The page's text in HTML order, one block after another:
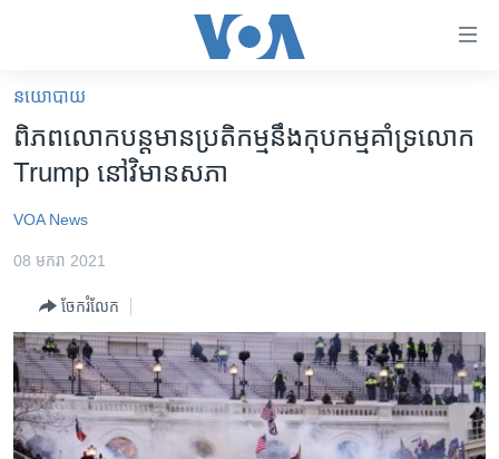
គេហទំព័រ​
ទាក់ទង
និង​
ទំព័រ​
ម្តង
រំលង​
និង​
ចូល​
ទៅ​
កម្ពុជាច្នៃប្រតិដ្ឋ
ព្រឹត្តិការណ៍ព័ត៌មាន
ទូរទស្សន៍ / វីដេអូ​
វិទ្យុ / ផតខាសថ៍
នយោបាយ
ពិភពលោក​​បន្ដ​មាន​ប្រតិកម្ម​នឹង​កុបកម្ម​គាំទ្រ​លោក​
Trump ​នៅ​វិមាន​សភា
VOA News
08 មករា 2021
ចែករំលែក